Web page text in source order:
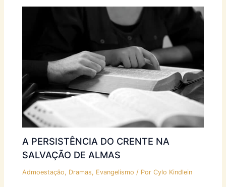
A PERSISTÊNCIA DO CRENTE NA
SALVAÇÃO DE ALMAS
Admoestação, Dramas, Evangelismo / PorCylo Kindlein